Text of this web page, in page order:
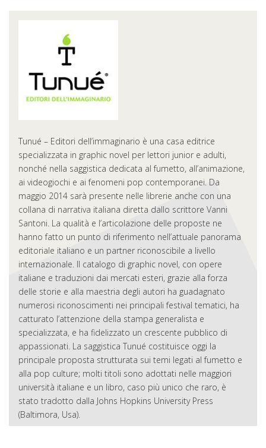
Tunué – Editori dell’immaginario è una casa editrice
specializzata in graphic novel per lettori junior e adulti,
nonché nella saggistica dedicata al fumetto, all’animazione,
ai videogiochi e ai fenomeni pop contemporanei. Da
maggio 2014 sarà presente nelle librerie anche con una
collana di narrativa italiana diretta dallo scrittore Vanni
Santoni. La qualità e l’articolazione delle proposte ne
hanno fatto un punto di riferimento nell’attuale panorama
editoriale italiano e un partner riconoscibile a livello
internazionale. Il catalogo di graphic novel, con opere
italiane e traduzioni dai mercati esteri, grazie alla forza
delle storie e alla maestria degli autori ha guadagnato
numerosi riconoscimenti nei principali festival tematici, ha
catturato l’attenzione della stampa generalista e
specializzata, e ha fidelizzato un crescente pubblico di
appassionati. La saggistica Tunué costituisce oggi la
principale proposta strutturata sui temi legati al fumetto e
alla pop culture; molti titoli sono adottati nelle maggiori
università italiane e un libro, caso più unico che raro, è
stato tradotto dalla Johns Hopkins University Press
(Baltimora, Usa).